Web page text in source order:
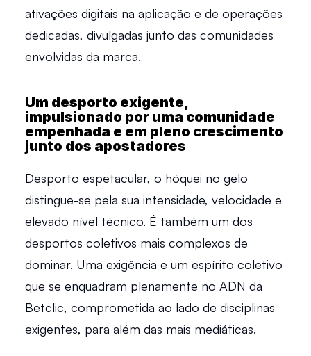
ativações digitais na aplicação e de operações
dedicadas, divulgadas junto das comunidades
envolvidas da marca.
Um desporto exigente,
impulsionado por uma comunidade
empenhada e em pleno crescimento
junto dos apostadores
Desporto espetacular, o hóquei no gelo
distingue-se pela sua intensidade, velocidade e
elevado nível técnico. É também um dos
desportos coletivos mais complexos de
dominar. Uma exigência e um espírito coletivo
que se enquadram plenamente no ADN da
Betclic, comprometida ao lado de disciplinas
exigentes, para além das mais mediáticas.